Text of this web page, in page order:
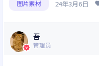
图片素材 24年3月6日
吾
管理员